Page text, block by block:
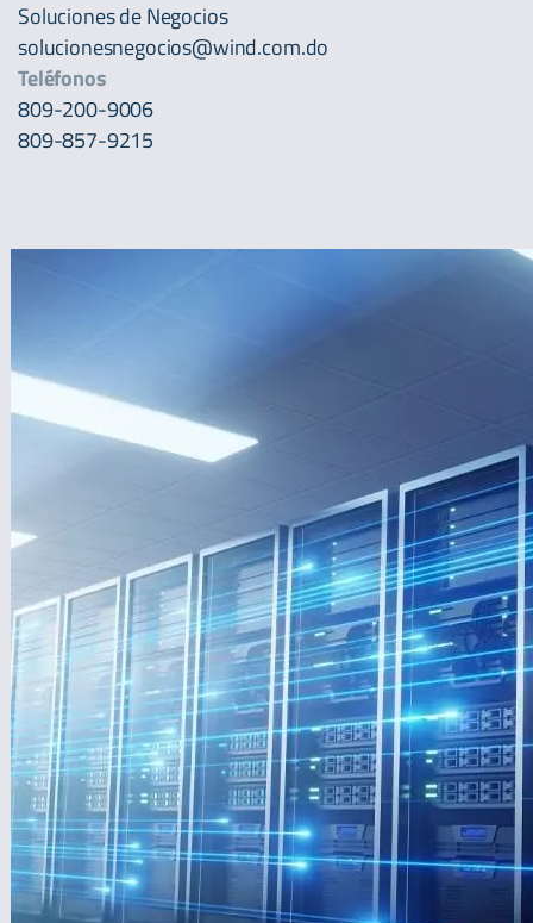
Soluciones de Negocios
solucionesnegocios@wind.com.do
Teléfonos
809-200-9006
809-857-9215